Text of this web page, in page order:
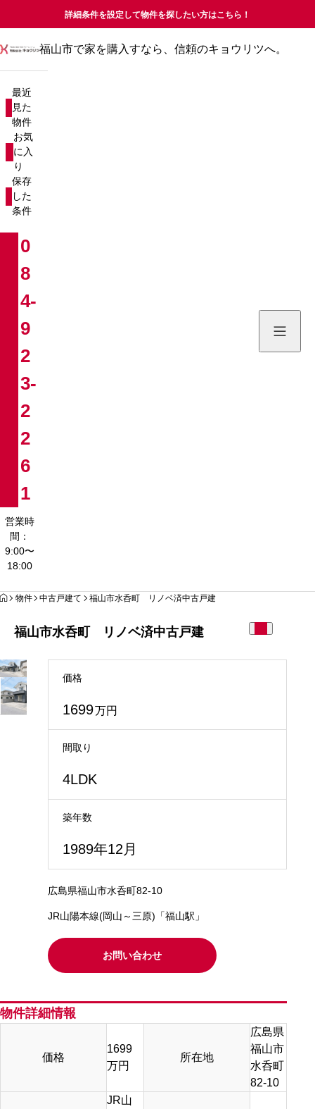
分譲マンション
お問い合わせ
詳細条件を設定して物件を探したい方はこちら！
福山市で家を購入すなら、信頼のキョウリツへ。
最近
見た
物件
お気
に入
り
保存
した
条件
0
8
4-
9
2
3-
2
2
6
1
営業時
間：
9:00〜
18:00
HOME
物件 中古戸建て 福山市水呑町 リノベ済中古戸建
福山市水呑町 リノベ済中古戸建
価格
1699万円
間取り
4LDK
築年数
1989年12月
広島県福山市水呑町82-10
JR山陽本線(岡山～三原)「福山駅」
お問い合わせ
物件詳細情報
価格
1699
万円
所在地
広島県
福山市
水呑町
82-10
JR山